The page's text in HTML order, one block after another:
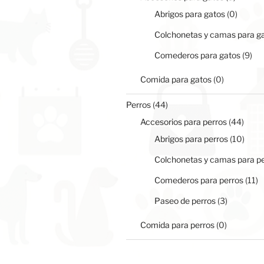
Abrigos para gatos 00
Colchonetas y camas para
Comederos para gatos 99
Comida para gatos 00
productos
Perros 4444
productos
Accesorios para perros 4444
Abrigos para perros 1010
Colchonetas y camas para
Comederos para perros 1111
Paseo de perros 33
Comida para perros 00
productos